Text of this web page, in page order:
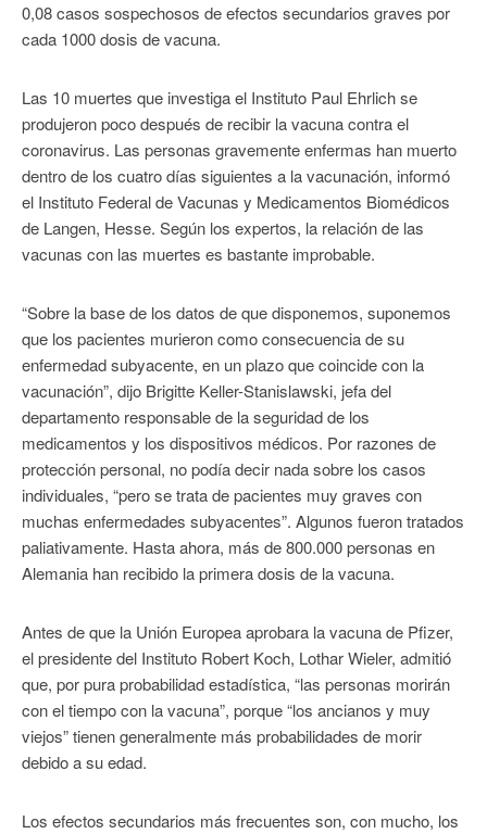
0,08 casos sospechosos de efectos secundarios graves por
cada 1000 dosis de vacuna.
Las 10 muertes que investiga el Instituto Paul Ehrlich se
produjeron poco después de recibir la vacuna contra el
coronavirus. Las personas gravemente enfermas han muerto
dentro de los cuatro días siguientes a la vacunación, informó
el Instituto Federal de Vacunas y Medicamentos Biomédicos
de Langen, Hesse. Según los expertos, la relación de las
vacunas con las muertes es bastante improbable.
“Sobre la base de los datos de que disponemos, suponemos
que los pacientes murieron como consecuencia de su
enfermedad subyacente, en un plazo que coincide con la
vacunación”, dijo Brigitte Keller-Stanislawski, jefa del
departamento responsable de la seguridad de los
medicamentos y los dispositivos médicos. Por razones de
protección personal, no podía decir nada sobre los casos
individuales, “pero se trata de pacientes muy graves con
muchas enfermedades subyacentes”. Algunos fueron tratados
paliativamente. Hasta ahora, más de 800.000 personas en
Alemania han recibido la primera dosis de la vacuna.
Antes de que la Unión Europea aprobara la vacuna de Pfizer,
el presidente del Instituto Robert Koch, Lothar Wieler, admitió
que, por pura probabilidad estadística, “las personas morirán
con el tiempo con la vacuna”, porque “los ancianos y muy
viejos” tienen generalmente más probabilidades de morir
debido a su edad.
Los efectos secundarios más frecuentes son, con mucho, los